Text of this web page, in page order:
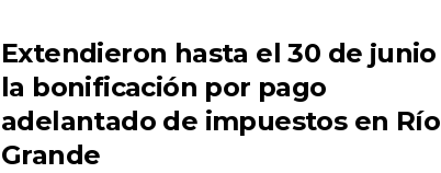
Extendieron hasta el 30 de junio
la bonificación por pago
adelantado de impuestos en Río
Grande